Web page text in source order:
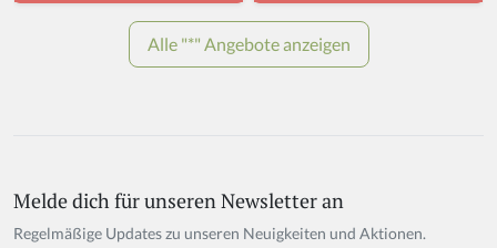
Melde dich für unseren Newsletter an
Regelmäßige Updates zu unseren Neuigkeiten und Aktionen.